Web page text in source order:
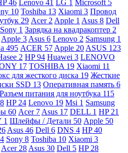
46 Lenovo 41 LG 1 Microsoft 5
10 Toshiba 13 Xiaomi 3 Провод
29 Acer 2 Apple 1 Asus 8 Dell
Sony 1 Зарядка на квадракоптер 2
Apple 3 Asus 6 Lenovo 2 Samsung 1
495 ACER 57 Apple 20 ASUS 123
2 HP94 Huawei 3 LENOVO
17 TOSHIBA 19 Xiaomi 11
для жесткого диска 19 Жесткие
SSD 13 Оперативная память 6
Разъем питания для ноутбука 115
8 HP 24 Lenovo 19 Msi 1 Samsung
60 Acer 7 Asus 17 DELL 1 HP 21
1 Шлейфы / Детали 50 Apple 50
Asus 46 Dell 6 DNS 4 HP40
Sony 8 Toshiba 10 Xiaomi 3
Acer 28 Asus 30 Dell 5 HP 28